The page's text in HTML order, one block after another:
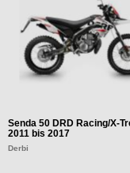
Senda 50 DRD Racing/X-
2011 bis 2017
Derbi